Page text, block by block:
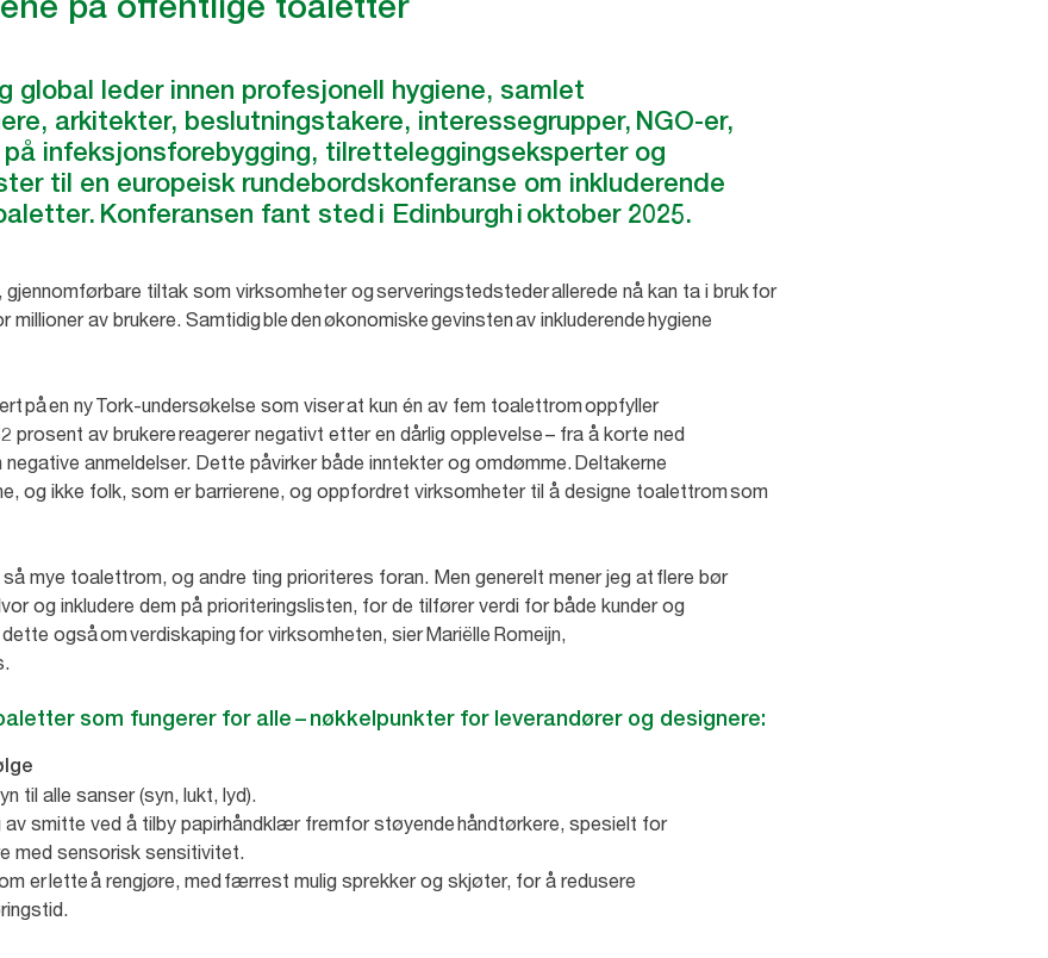
global leder innen profesjonell hygiene, samlet
arkitekter, beslutningstakere, interessegrupper, NGO-er,
infeksjonsforebygging, tilretteleggingseksperter og
til en europeisk rundebordskonferanse om inkluderende
Konferansen fant sted i Edinburgh i oktober 2025.
tiltak som virksomheter og serveringstedsteder allerede nå kan ta i bruk for
av brukere. Samtidig ble den økonomiske gevinsten av inkluderende hygiene
på en ny Tork-undersøkelse som viser at kun én av fem toalettrom oppfyller
prosent av brukere reagerer negativt etter en dårlig opplevelse – fra å korte ned
anmeldelser. Dette påvirker både inntekter og omdømme. Deltakerne
og ikke folk, som er barrierene, og oppfordret virksomheter til å designe toalettrom som
mye toalettrom, og andre ting prioriteres foran. Men generelt mener jeg at flere bør
og inkludere dem på prioriteringslisten, for de tilfører verdi for både kunder og
også om verdiskaping for virksomheten, sier Mariëlle Romeijn,
som fungerer for alle – nøkkelpunkter for leverandører og designere:
til alle sanser (syn, lukt, lyd).
av smitte ved å tilby papirhåndklær fremfor støyende håndtørkere, spesielt for
med sensorisk sensitivitet.
er lette å rengjøre, med færrest mulig sprekker og skjøter, for å redusere